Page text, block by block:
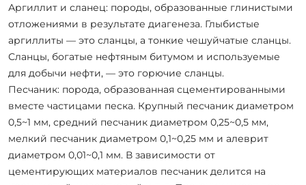
Аргиллит и сланец: породы, образованные глинистыми
отложениями в результате диагенеза. Глыбистые
аргиллиты — это сланцы, а тонкие чешуйчатые сланцы.
Сланцы, богатые нефтяным битумом и используемые
для добычи нефти, — это горючие сланцы.
Песчаник: порода, образованная сцементированными
вместе частицами песка. Крупный песчаник диаметром
0,5~1 мм, средний песчаник диаметром 0,25~0,5 мм,
мелкий песчаник диаметром 0,1~0,25 мм и алеврит
диаметром 0,01~0,1 мм. В зависимости от
цементирующих материалов песчаник делится на